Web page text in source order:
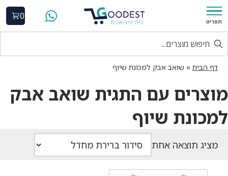
תפריט
0
דף הבית » שואב אבק למכונת שיוף
מוצרים עם התגית שואב אבק
למכונת שיוף
מציג תוצאה אחת